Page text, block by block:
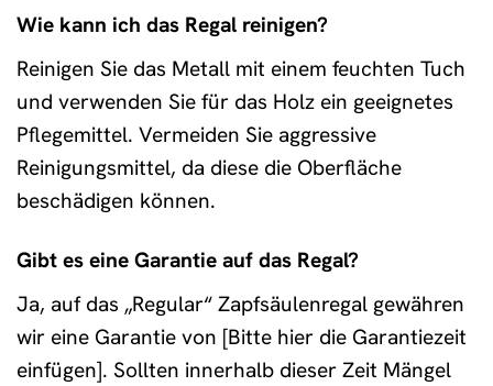
Wie kann ich das Regal reinigen?
Reinigen Sie das Metall mit einem feuchten Tuch
und verwenden Sie für das Holz ein geeignetes
Pflegemittel. Vermeiden Sie aggressive
Reinigungsmittel, da diese die Oberfläche
beschädigen können.
Gibt es eine Garantie auf das Regal?
Ja, auf das „Regular“ Zapfsäulenregal gewähren
wir eine Garantie von [Bitte hier die Garantiezeit
einfügen]. Sollten innerhalb dieser Zeit Mängel